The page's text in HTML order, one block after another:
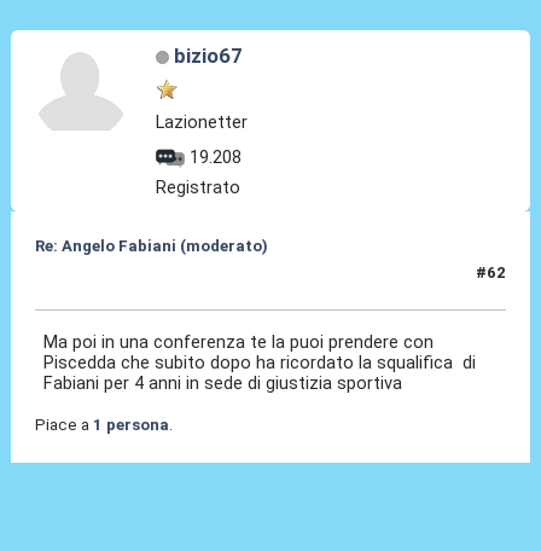
bizio67
Lazionetter
19.208
Registrato
Re: Angelo Fabiani (moderato)
#62
Ma poi in una conferenza te la puoi prendere con
Piscedda che subito dopo ha ricordato la squalifica di
Fabiani per 4 anni in sede di giustizia sportiva
Piace a 1 persona.